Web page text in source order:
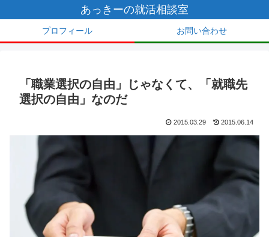
あっきーの就活相談室
プロフィール お問い合わせ
「職業選択の自由」じゃなくて、「就職先
選択の自由」なのだ
2015.03.29 2015.06.14